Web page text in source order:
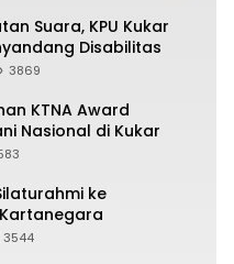
Suara, KPU Kukar
Disabilitas
3869
KTNA Award
Nasional di Kukar
ke
3544